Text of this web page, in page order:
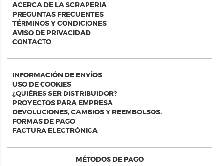
ACERCA DE LA SCRAPERIA
PREGUNTAS FRECUENTES
TÉRMINOS Y CONDICIONES
AVISO DE PRIVACIDAD
CONTACTO
INFORMACIÓN DE ENVÍOS
USO DE COOKIES
¿QUIÉRES SER DISTRIBUIDOR?
PROYECTOS PARA EMPRESA
DEVOLUCIONES, CAMBIOS Y REEMBOLSOS.
FORMAS DE PAGO
FACTURA ELECTRÓNICA
MÉTODOS DE PAGO